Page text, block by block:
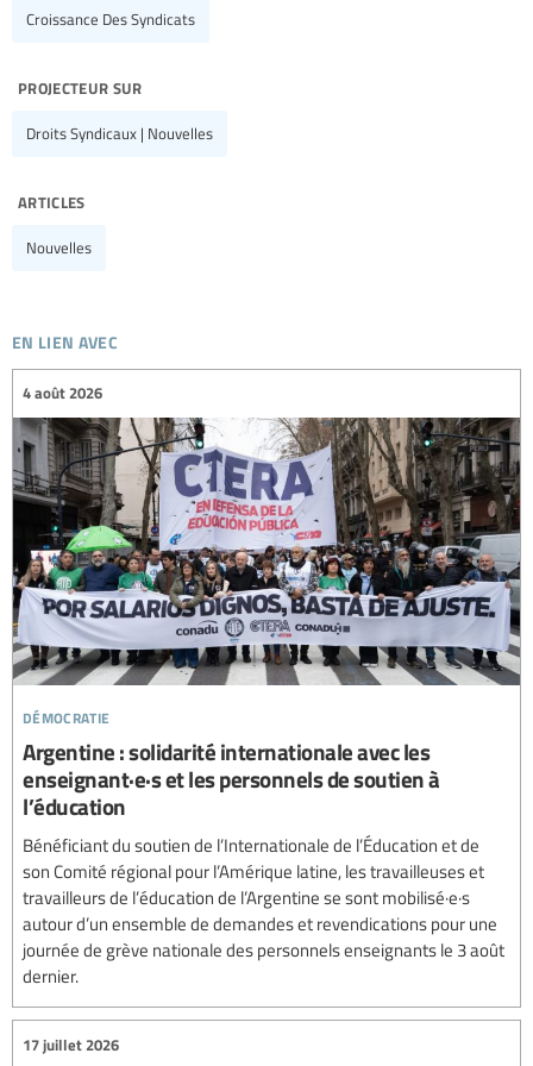
Croissance Des Syndicats
projecteur sur
Droits Syndicaux | Nouvelles
articles
Nouvelles
en lien avec
démocratie
4 août 2026
Argentine : solidarité internationale avec les
enseignant·e·s et les personnels de soutien à
l’éducation
Bénéficiant du soutien de l’Internationale de l’Éducation et de
son Comité régional pour l’Amérique latine, les travailleuses et
travailleurs de l’éducation de l’Argentine se sont mobilisé·e·s
autour d’un ensemble de demandes et revendications pour une
journée de grève nationale des personnels enseignants le 3 août
dernier.
17 juillet 2026